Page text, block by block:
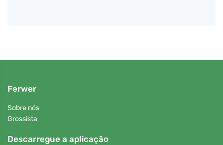
Ferwer
Sobre nós
Grossista
Descarregue a aplicação